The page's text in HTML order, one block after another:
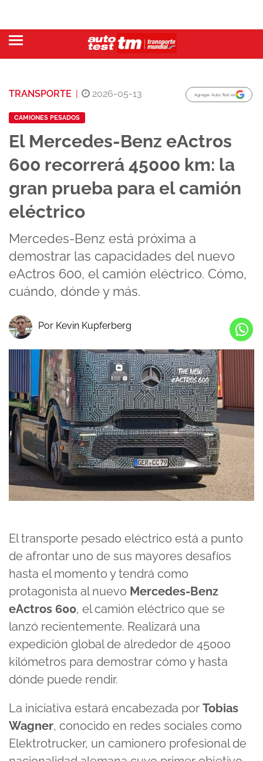
TRANSPORTE | 2026-05-13 Agregar Auto Test en
CAMIONES PESADOS
El Mercedes-Benz eActros
600 recorrerá 45000 km: la
gran prueba para el camión
eléctrico
Mercedes-Benz está próxima a
demostrar las capacidades del nuevo
eActros 600, el camión eléctrico. Cómo,
cuándo, dónde y más.
Por Kevin Kupferberg
El transporte pesado eléctrico está a punto
de afrontar uno de sus mayores desafíos
hasta el momento y tendrá como
protagonista al nuevo Mercedes-Benz
eActros 600, el camión eléctrico que se
lanzó recientemente. Realizará una
expedición global de alrededor de 45000
kilómetros para demostrar cómo y hasta
dónde puede rendir.
La iniciativa estará encabezada por Tobias
Wagner, conocido en redes sociales como
Elektrotrucker, un camionero profesional de